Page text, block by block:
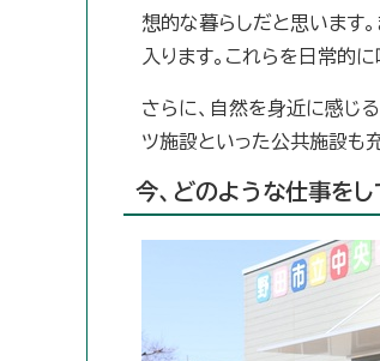
想的な暮らしだと思います
入ります。これらを日常的
さらに、自然を身近に感じ
ツ施設といった公共施設も
今、どのような仕事をし